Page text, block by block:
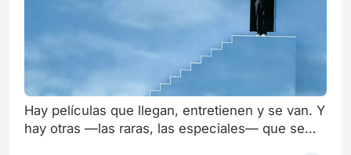
Hay películas que llegan, entretienen y se van. Y
hay otras —las raras, las especiales— que se